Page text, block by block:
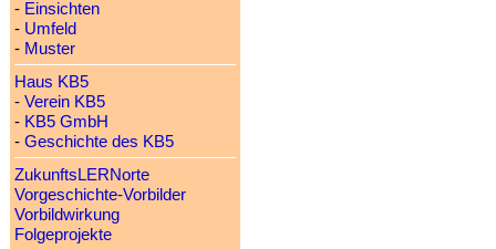
- Einsichten
- Umfeld
- Muster
Haus KB5
- Verein KB5
- KB5 GmbH
- Geschichte des KB5
ZukunftsLERNorte
Vorgeschichte-Vorbilder
Vorbildwirkung
Folgeprojekte